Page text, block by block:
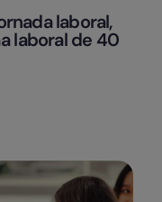
laboral,
laboral de 40